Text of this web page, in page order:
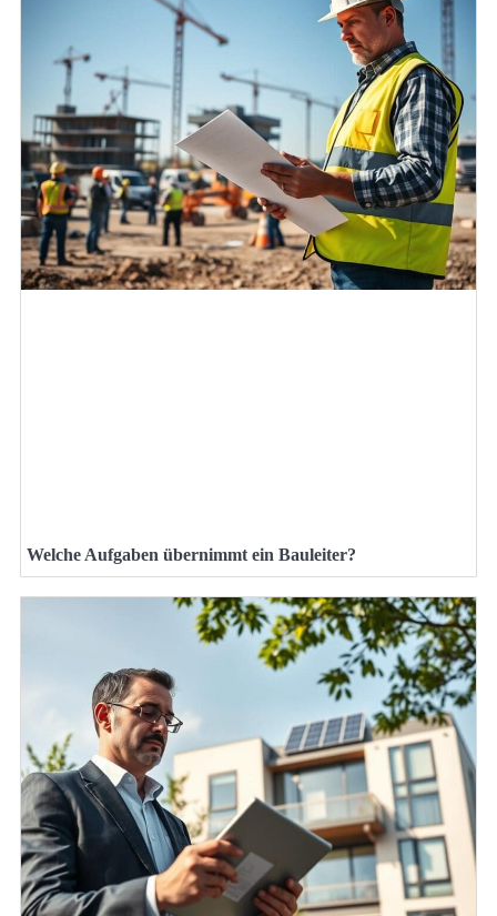
Welche Aufgaben übernimmt ein Bauleiter?